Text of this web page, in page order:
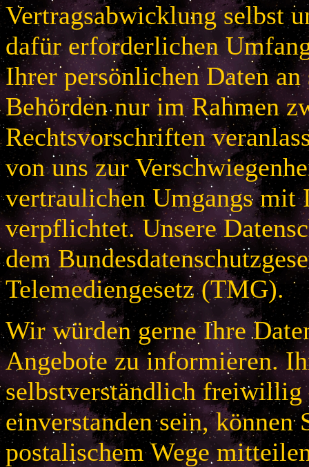
Vertragsabwicklung selbst
dafür erforderlichen
Ihrer persönlichen Daten
Behörden nur im Rahmen
Rechtsvorschriften
von uns zur
vertraulichen Umgangs mit
verpflichtet. Unsere
dem
Telemediengesetz (TMG).
Wir würden gerne Ihre
Angebote zu informieren.
selbstverständlich
einverstanden sein, können
postalischem Wege